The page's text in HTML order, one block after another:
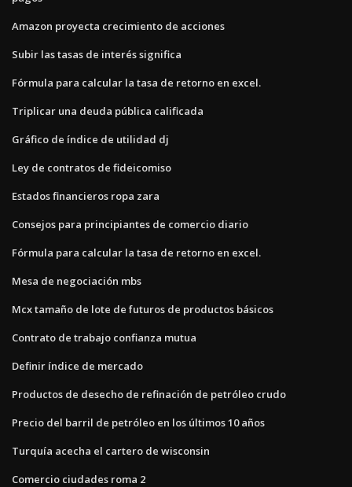
Amazon proyecta crecimiento de acciones
Subir las tasas de interés significa
Fórmula para calcular la tasa de retorno en excel.
Triplicar una deuda pública calificada
Gráfico de índice de utilidad dj
Ley de contratos de fideicomiso
Estados financieros ropa zara
Consejos para principiantes de comercio diario
Fórmula para calcular la tasa de retorno en excel.
Mesa de negociación mbs
Mcx tamaño de lote de futuros de productos básicos
Contrato de trabajo confianza mutua
Definir índice de mercado
Productos de desecho de refinación de petróleo crudo
Precio del barril de petróleo en los últimos 10 años
Turquía acecha el cartero de wisconsin
Comercio ciudades roma 2